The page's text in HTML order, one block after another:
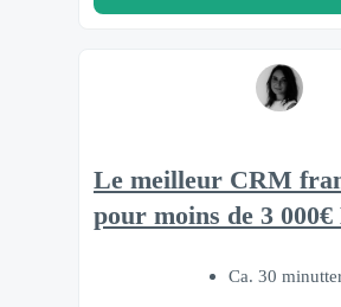
Le meilleur CRM
pour moins de 3
Ca. 30